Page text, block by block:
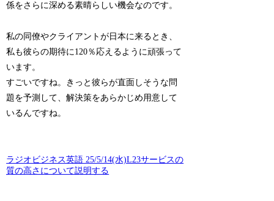
係をさらに深める素晴らしい機会なのです。
私の同僚やクライアントが日本に来るとき、
私も彼らの期待に120％応えるように頑張って
います。
すごいですね。きっと彼らが直面しそうな問
題を予測して、解決策をあらかじめ用意して
いるんですね。
ラジオビジネス英語 25/5/14(水)L23サービスの
質の高さについて説明する